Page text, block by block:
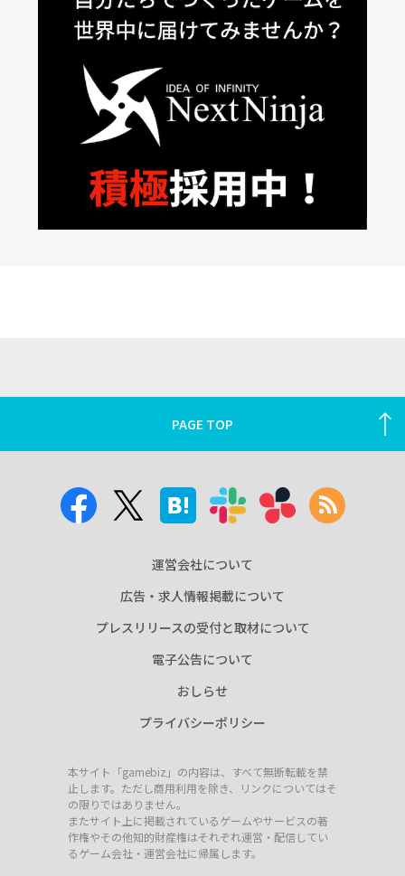
PAGE TOP
運営会社について
広告・求人情報掲載について
プレスリリースの受付と取材について
電子公告について
おしらせ
プライバシーポリシー
本サイト「gamebiz」の内容は、すべて無断転載を禁
止します。ただし商用利用を除き、リンクについてはそ
の限りではありません。
またサイト上に掲載されているゲームやサービスの著
作権やその他知的財産権はそれぞれ運営・配信してい
るゲーム会社・運営会社に帰属します。